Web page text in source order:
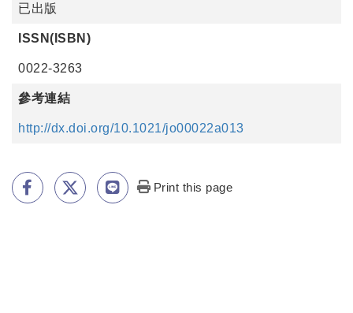
已出版
ISSN(ISBN)
0022-3263
參考連結
http://dx.doi.org/10.1021/jo00022a013
Print this page